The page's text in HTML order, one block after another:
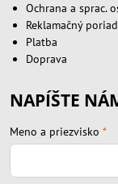
Ochrana a sprac.
Reklamačný
Platba
Doprava
NAPÍŠTE
Meno a priezvisko *